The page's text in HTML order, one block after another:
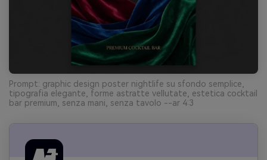
Prompt: graphic design poster nightlife su sfondo semplice,
tipografia elegante, forme astratte vellutate, estetica cocktail
bar premium, senza mani, senza tavolo --ar 4:3